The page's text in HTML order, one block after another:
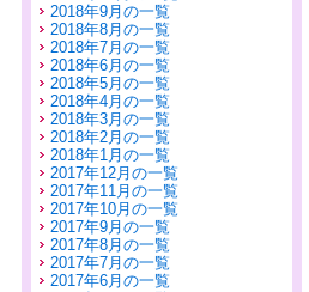
2018年9月の一覧
2018年8月の一覧
2018年7月の一覧
2018年6月の一覧
2018年5月の一覧
2018年4月の一覧
2018年3月の一覧
2018年2月の一覧
2018年1月の一覧
2017年12月の一覧
2017年11月の一覧
2017年10月の一覧
2017年9月の一覧
2017年8月の一覧
2017年7月の一覧
2017年6月の一覧